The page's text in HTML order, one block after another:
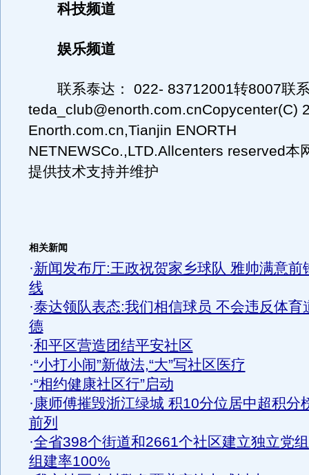
科技频道
娱乐频道
联系泰达： 022- 83712001转8007联
teda_club@enorth.com.cnCopycenter(C)
Enorth.com.cn,Tianjin ENORTH
NETNEWSCo.,LTD.Allcenters reserved本
提供技术支持并维护
相关新闻
·新闻发布厅:王政祝贺家乡球队 雅帅满意前
线
·泰达领队表态:我们相信球员 不会违反体育
德
·和平区营造团结平安社区
·“小打小闹”新做法,“大”写社区医疗
·“相约健康社区行”启动
·康师傅摧毁浙江绿城 积10分位居中超积分
前列
·全省398个街道和2661个社区建立独立党
组建率100%